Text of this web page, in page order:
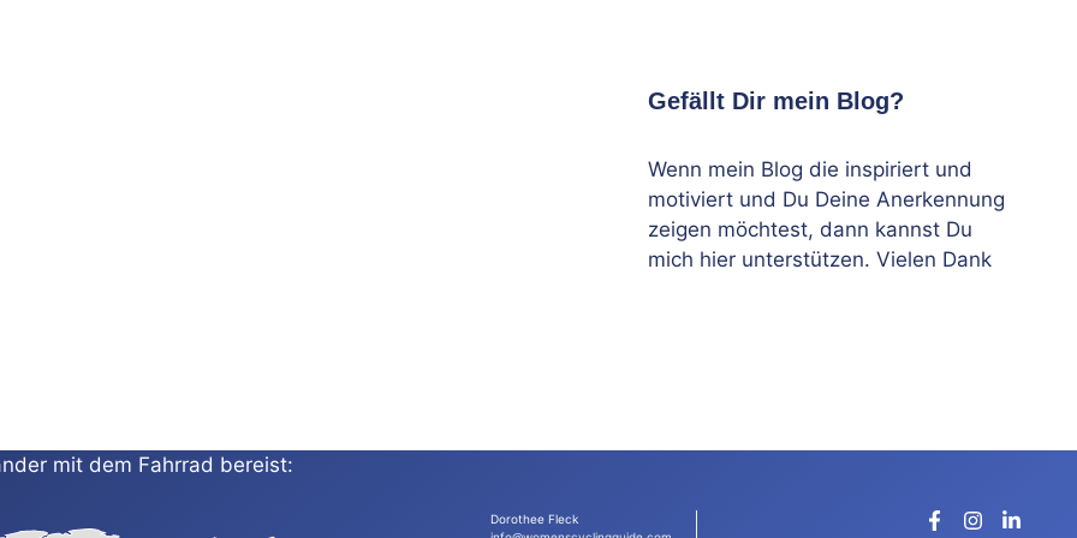
Gefällt Dir mein Blog?
Wenn mein Blog die inspiriert und
motiviert und Du Deine Anerkennung
zeigen möchtest, dann kannst Du
mich hier unterstützen. Vielen Dank
mit dem Fahrrad bereist:
Dorothee Fleck